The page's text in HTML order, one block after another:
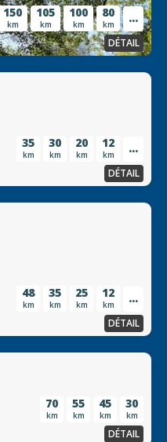
150
km
105
km
100
km
80
km ...
DÉTAIL
35
km
30
km
20
km
12
km ...
DÉTAIL
48
km
35
km
25
km
12
km ...
DÉTAIL
70
km
55
km
45
km
30
km
DÉTAIL